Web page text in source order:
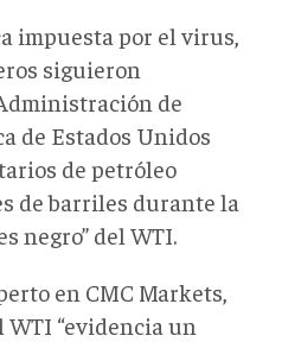
impuesta por el virus,
siguieron
de
de Estados Unidos
de petróleo
de barriles durante la
negro” del WTI.
en CMC Markets,
“evidencia un